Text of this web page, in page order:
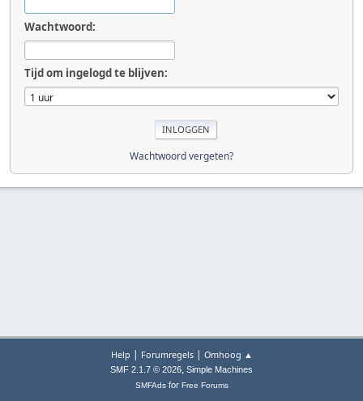
Wachtwoord:
Tijd om ingelogd te blijven:
Wachtwoord vergeten?
Help | Forumregels| Omhoog ▲
SMF 2.1.7 © 2026, Simple Machines
SMFAdsfor Free Forums